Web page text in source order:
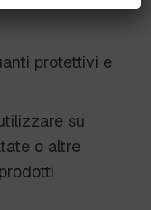
protettivi e
su
o altre